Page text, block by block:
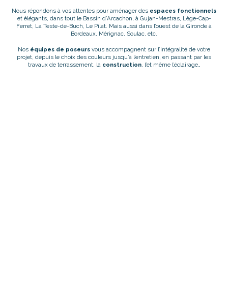
Nous répondons à vos attentes pour aménager des espaces fonctionnels
et élégants, dans tout le Bassin d’Arcachon, à Gujan-Mestras, Lège-Cap-
Ferret, La Teste-de-Buch, Le Pilat. Mais aussi dans l’ouest de la Gironde à
Bordeaux, Mérignac, Soulac, etc.
Nos équipes de poseurs vous accompagnent sur l’intégralité de votre
projet, depuis le choix des couleurs jusqu’à l’entretien, en passant par les
travaux de terrassement, la construction, l’et même l’éclairage…